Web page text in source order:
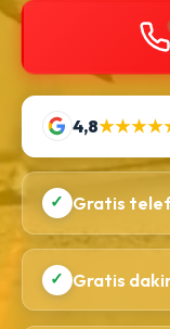
4,8
✓ Gratis
✓ Gratis